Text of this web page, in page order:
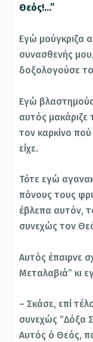
Θεός!…”
Εγώ μούγκριζα
συνασθενής
δοξολογούσε
Εγώ
αυτός μακάριζε
τον καρκίνο
είχε.
Τότε εγώ
πόνους τους
έβλεπα αυτόν,
συνεχώς τον
Αυτός έπαιρνε
Μεταλαβιά” κι
– Σκάσε, επί
συνεχώς “Δόξα
Αυτός ό Θεός,